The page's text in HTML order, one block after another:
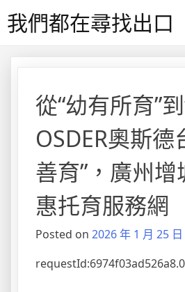
to我們都在尋找出口
從“幼有所育”
OSDER奧斯德
善育”，廣州
惠托育服務網
Posted on 2026 年 1 月 25 日